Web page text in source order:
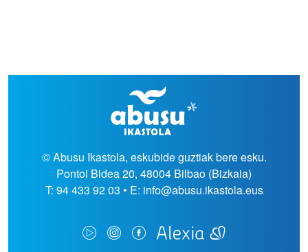
© Abusu Ikastola, eskubide guztiak bere esku.
Pontoi Bidea 20, 48004 Bilbao (Bizkaia)
T: 94 433 92 03 • E: info@abusu.ikastola.eus